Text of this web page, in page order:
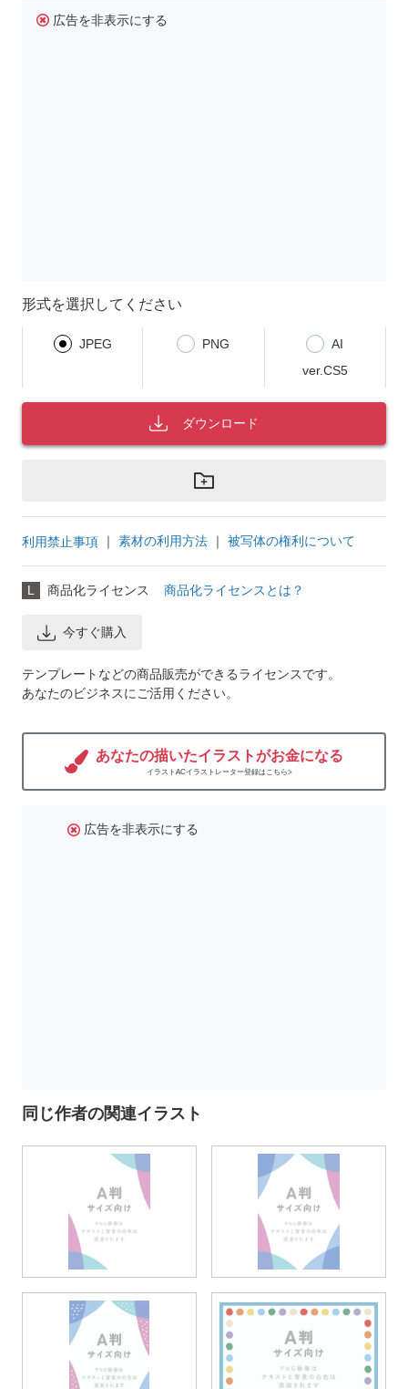
広告を非表示にする
形式を選択してください
JPEG PNG
AI
ver.CS5
ダウンロード
利用禁止事項 ｜ 素材の利用方法 ｜ 被写体の権利について
L 商品化ライセンス 商品化ライセンスとは？
今すぐ購入
テンプレートなどの商品販売ができるライセンスです。
あなたのビジネスにご活用ください。
あなたの描いたイラストがお金になる
イラストACイラストレーター登録はこちら>
広告を非表示にする
同じ作者の関連イラスト